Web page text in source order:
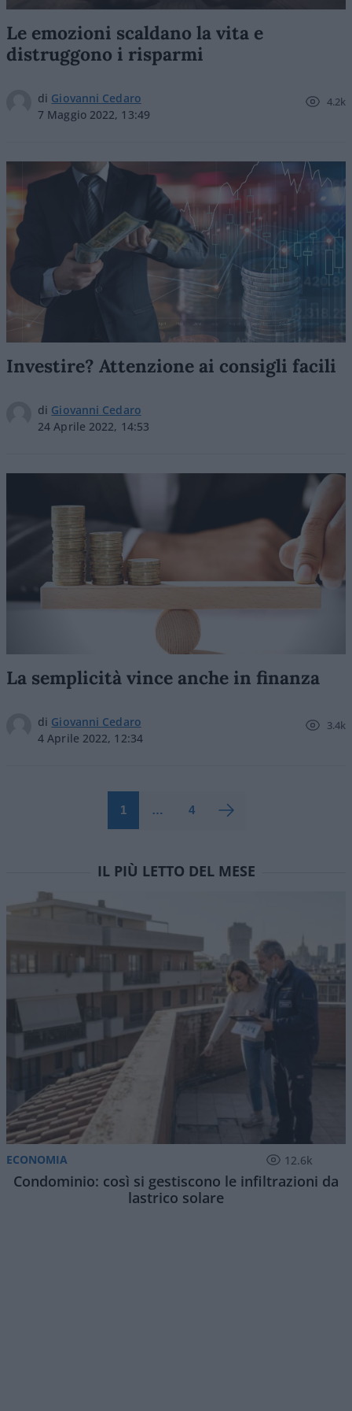
Le emozioni scaldano la vita e
distruggono i risparmi
di Giovanni Cedaro
7 Maggio 2022, 13:49
4.2k
Investire? Attenzione ai consigli facili
di Giovanni Cedaro
24 Aprile 2022, 14:53
La semplicità vince anche in finanza
di Giovanni Cedaro
4 Aprile 2022, 12:34
3.4k
1 … 4
IL PIÙ LETTO DEL MESE
ECONOMIA 12.6k
Condominio: così si gestiscono le infiltrazioni da
lastrico solare